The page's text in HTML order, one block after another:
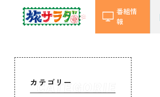
番組情
報
カテゴリー